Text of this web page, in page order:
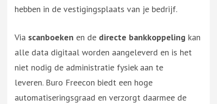
hebben in de vestigingsplaats van je bedrijf.
Via scanboeken en de directe bankkoppeling kan
alle data digitaal worden aangeleverd en is het
niet nodig de administratie fysiek aan te
leveren. Buro Freecon biedt een hoge
automatiseringsgraad en verzorgt daarmee de